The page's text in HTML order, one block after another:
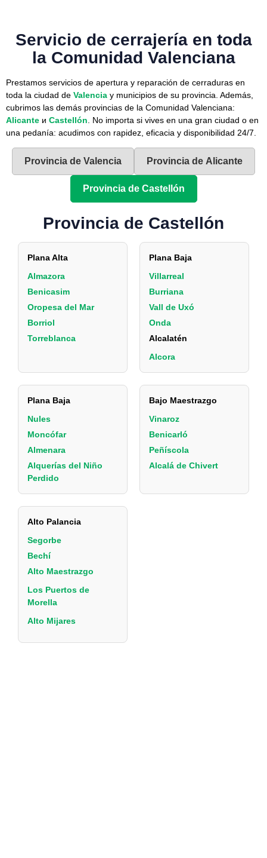
Servicio de cerrajería en toda
la Comunidad Valenciana
Prestamos servicios de apertura y reparación de cerraduras en
toda la ciudad de Valencia y municipios de su provincia. Además,
cubrimos las demás provincias de la Comunidad Valenciana:
Alicante и Castellón . No importa si vives en una gran ciudad o en
una pedanía: acudimos con rapidez, eficacia y disponibilidad 24/7.
Provincia de Valencia Provincia de Alicante
Provincia de Castellón
Provincia de Castellón
Plana Alta
Almazora
Benicasim
Oropesa del Mar
Borriol
Torreblanca
Plana Baja
Villarreal
Burriana
Vall de Uxó
Onda
Alcalatén
Alcora
Plana Baja
Nules
Moncófar
Almenara
Alquerías del Niño
Perdido
Bajo Maestrazgo
Vinaroz
Benicarló
Peñíscola
Alcalá de Chivert
Alto Palancia
Segorbe
Bechí
Alto Maestrazgo
Los Puertos de
Morella
Alto Mijares